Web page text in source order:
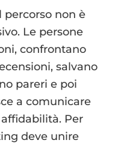
percorso non è
Le persone
confrontano
salvano
pareri e poi
a comunicare
Per
deve unire